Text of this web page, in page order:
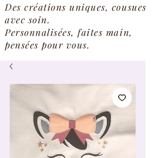
Des créations uniques, cousues
avec soin.
Personnalisées, faites main,
pensées pour vous.